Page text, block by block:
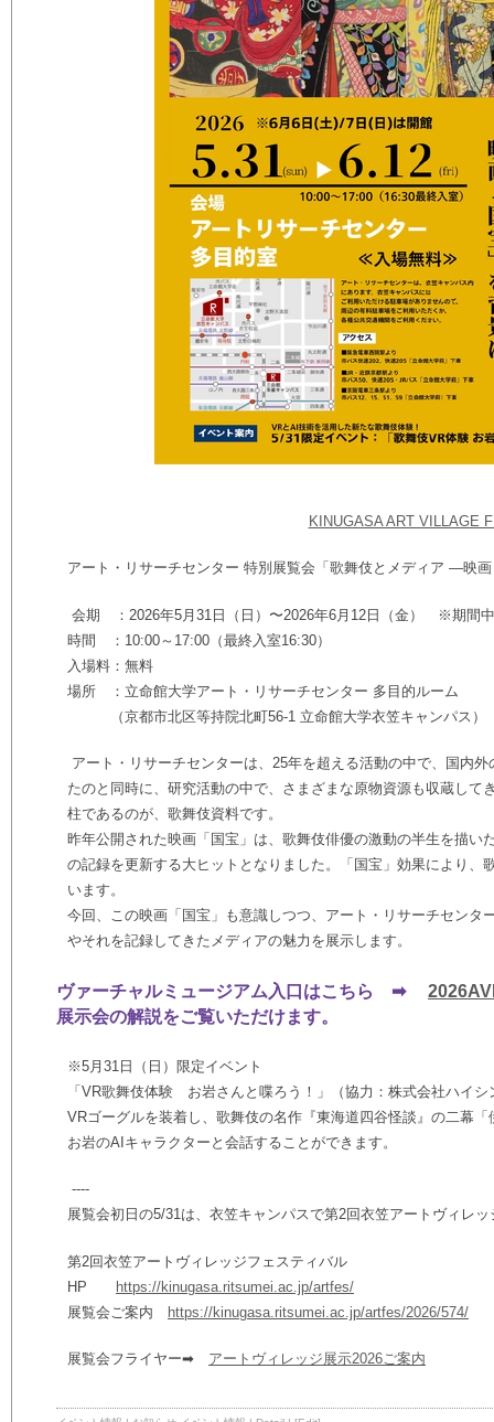
KINUGASA ART VILLAGE
アート・リサーチセンター 特別展覧会「歌舞伎とメディア ―映
会期 ：2026年5月31日（日）〜2026年6月12日（金） ※期間
時間 ：10:00～17:00（最終入室16:30）
入場料：無料
場所 ：立命館大学アート・リサーチセンター 多目的ルーム
（京都市北区等持院北町56-1 立命館大学衣笠キャンパス）
アート・リサーチセンターは、25年を超える活動の中で、国内
たのと同時に、研究活動の中で、さまざまな原物資源も収蔵して
柱であるのが、歌舞伎資料です。
昨年公開された映画「国宝」は、歌舞伎俳優の激動の半生を描い
の記録を更新する大ヒットとなりました。「国宝」効果により、
います。
今回、この映画「国宝」も意識しつつ、アート・リサーチセンタ
やそれを記録してきたメディアの魅力を展示します。
ヴァーチャルミュージアム入口はこちら ➡
展示会の解説をご覧いただけます。
※5月31日（日）限定イベント
「VR歌舞伎体験 お岩さんと喋ろう！」（協力：株式会社ハイシ
VRゴーグルを装着し、歌舞伎の名作『東海道四谷怪談』の二幕
お岩のAIキャラクターと会話することができます。
----
展覧会初日の5/31は、衣笠キャンパスで第2回衣笠アートヴィレ
第2回衣笠アートヴィレッジフェスティバル
HP https://kinugasa.ritsumei.ac.jp/artfes/
展覧会ご案内 https://kinugasa.ritsumei.ac.jp/artfes/2026/574/
展覧会フライヤー➡ アートヴィレッジ展示2026ご案内